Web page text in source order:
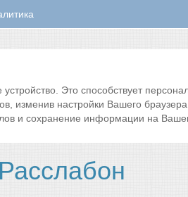
Это способствует
изменив настройки Вашего
и сохранение информации на
Расслабон